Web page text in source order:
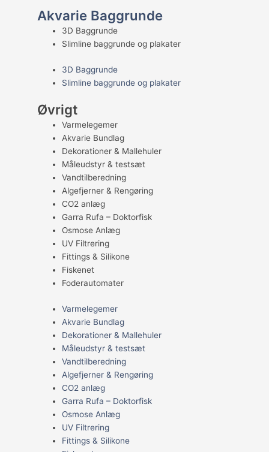
Akvarie Baggrunde
3D Baggrunde
Slimline baggrunde og plakater
3D Baggrunde
Slimline baggrunde og plakater
Øvrigt
Varmelegemer
Akvarie Bundlag
Dekorationer & Mallehuler
Måleudstyr & testsæt
Vandtilberedning
Algefjerner & Rengøring
CO2 anlæg
Garra Rufa – Doktorfisk
Osmose Anlæg
UV Filtrering
Fittings & Silikone
Fiskenet
Foderautomater
Varmelegemer
Akvarie Bundlag
Dekorationer & Mallehuler
Måleudstyr & testsæt
Vandtilberedning
Algefjerner & Rengøring
CO2 anlæg
Garra Rufa – Doktorfisk
Osmose Anlæg
UV Filtrering
Fittings & Silikone